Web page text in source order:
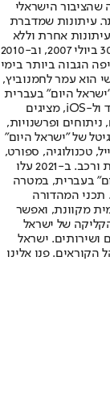
שהציבור הישראלי
עיתונות שמדברת
עיתונות אחרת וללא
תשלום. המהדורה המודפסת הראשונה פורסמה ב-30 ביולי 2007, וב-2010
הגבוה ביותר בימי
הוא עמר לחמנוביץ,
היום" בעברית
ובאנגלית, כמו כן היישומונים (אפליקציות) לאנדרואיד ול-iOS, מציגים
ופרשנויות,
של "ישראל היום"
טכנולוגיה, ספורט,
כלכלה וצרכנות, בריאות, חיילים, אוכל, יהדות, תיירות ורכב. ב-2021 עלו
בעברית, במטרה
תכני המהדורה
מקוונת, ואפשר
של ישראל
ושירותים. ישראל
פנו אלינו